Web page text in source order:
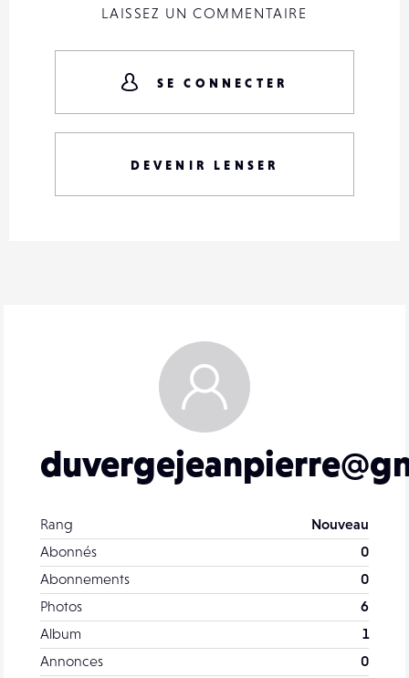
Rang
Nouveau
Abonnés
0
Abonnements
0
Photos
6
Album
1
Annonces
0
LAISSEZ UN COMMENTAIRE
SE CONNECTER
DEVENIR LENSER